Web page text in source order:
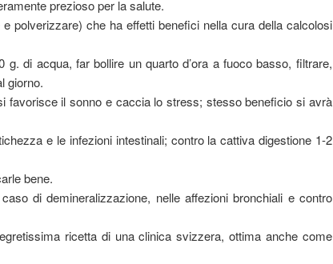
prezioso per la salute.
polverizzare) che ha effetti benefici nella cura della calcolosi
di acqua, far bollire un quarto d’ora a fuoco basso, filtrare,
giorno.
favorisce il sonno e caccia lo stress; stesso beneficio si avrà
e le infezioni intestinali; contro la cattiva digestione 1-2
bene.
di demineralizzazione, nelle affezioni bronchiali e contro
ricetta di una clinica svizzera, ottima anche come